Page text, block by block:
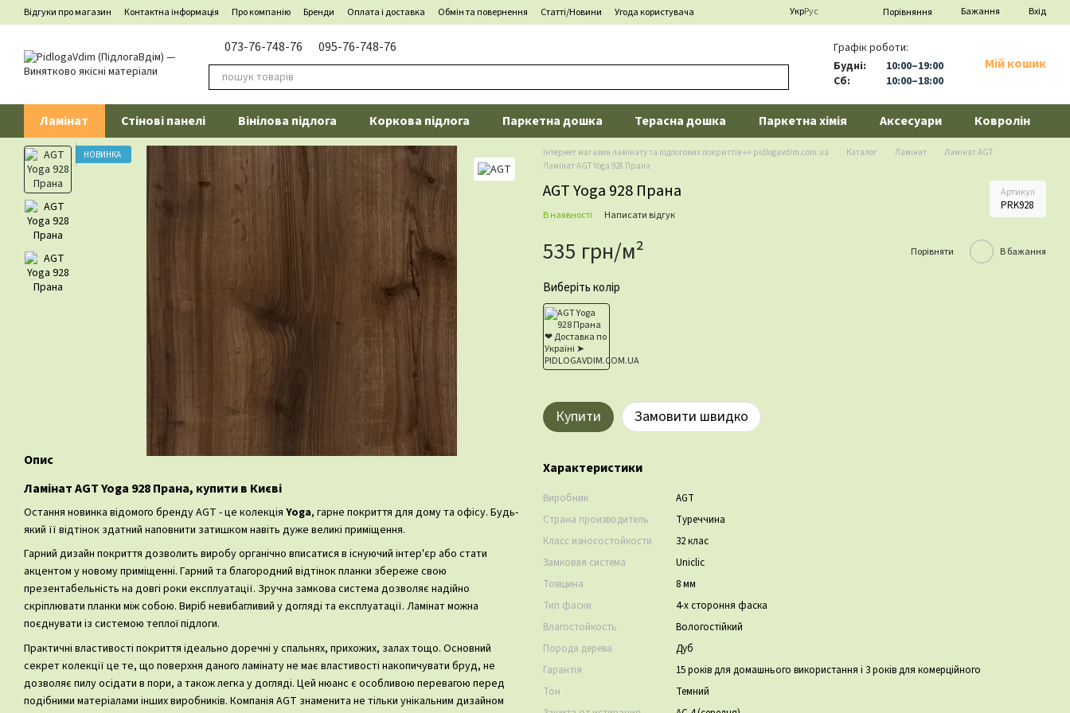
Перейти до основного контенту
Відгуки про магазин Контактна інформація Про компанію Бренди Оплата і доставка Обмін та повернення Статті/Новини Угода користувача УкрРус Порівняння Бажання Вхід
073-76-748-76 095-76-748-76
Графік роботи:
Будні:
10:00–19:00
Сб:
10:00–18:00
Мій кошик
Ламінат Стінові панелі Вінілова підлога Коркова підлога Паркетна дошка Терасна дошка Паркетна хімія Аксесуари Ковролін
НОВИНКА
Опис
Ламінат AGT Yoga 928 Прана, купити в Києві
Остання новинка відомого бренду AGT - це колекція Yoga, гарне покриття для дому та офісу. Будь-
який її відтінок здатний наповнити затишком навіть дуже великі приміщення.
Гарний дизайн покриття дозволить виробу органічно вписатися в існуючий інтер'єр або стати
акцентом у новому приміщенні. Гарний та благородний відтінок планки збереже свою
презентабельність на довгі роки експлуатації. Зручна замкова система дозволяє надійно
скріплювати планки між собою. Виріб невибагливий у догляді та експлуатації. Ламінат можна
поєднувати із системою теплої підлоги.
Практичні властивості покриття ідеально доречні у спальнях, прихожих, залах тощо. Основний
секрет колекції це те, що поверхня даного ламінату не має властивості накопичувати бруд, не
дозволяє пилу осідати в пори, а також легка у догляді. Цей нюанс є особливою перевагою перед
подібними матеріалами інших виробників. Компанія AGT знаменита не тільки унікальним дизайном
Інтернет магазин ламінату та підлогових покриттів 👀 pidlogavdim.com.ua Каталог Ламінат
Ламінат AGT
Ламінат AGT Yoga 928 Прана
AGT Yoga 928 Прана Артикул
PRK928
В наявності Написати відгук
535 грн/м² Порівняти В бажання
Виберіть колір
Купити Замовити швидко
Характеристики
Виробник
AGT
Страна производитель
Туреччина
Класс износостойкости
32 клас
Замковая система
Uniclic
Товщина
8 мм
Тип фаски
4-х стороння фаска
Влагостойкость
Вологостійкий
Порода дерева
Дуб
Гарантія
15 років для домашнього використання і 3 років для комерційного
Тон
Темний